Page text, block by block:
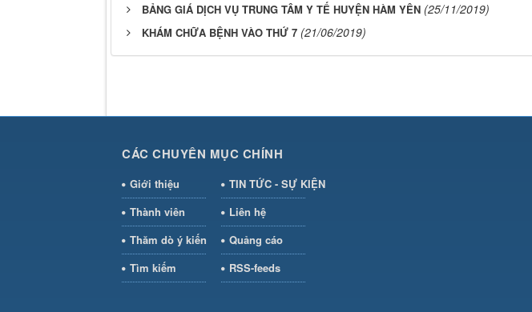
BẢNG GIÁ DỊCH VỤ TRUNG TÂM Y TẾ HUYỆN HÀM YÊN (25/11/2019)
KHÁM CHỮA BỆNH VÀO THỨ 7 (21/06/2019)
CÁC CHUYÊN MỤC CHÍNH
Giới thiệu
TIN TỨC - SỰ KIỆN
Thành viên
Liên hệ
Thăm dò ý kiến
Quảng cáo
Tìm kiếm
RSS-feeds